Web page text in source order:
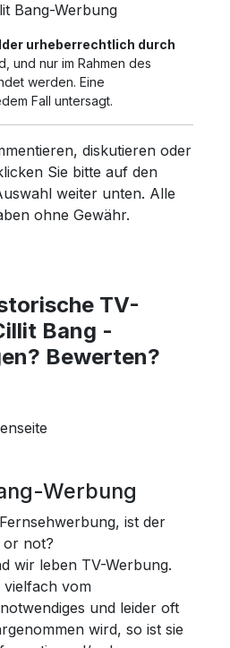
Bang-Werbung
urheberrechtlich durch
und nur im Rahmen des
werden. Eine
Fall untersagt.
diskutieren oder
Sie bitte auf den
weiter unten. Alle
ohne Gewähr.
TV-
Bang -
Bewerten?
Werbung
ist der
or not?
wir leben TV-Werbung.
vielfach vom
und leider oft
wird, so ist sie